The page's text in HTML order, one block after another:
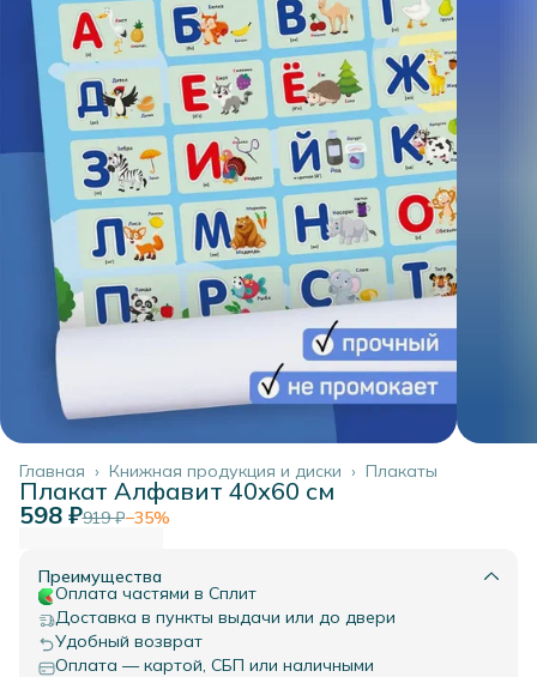
Плакаты
Книжная продукция и диски ›
Главная ›
Плакат Алфавит 40х60 см
598 ₽919 ₽−35%
Преимущества
Оплата частями в Сплит
Доставка в пункты выдачи или до двери
Удобный возврат
Оплата — картой, СБП или наличными